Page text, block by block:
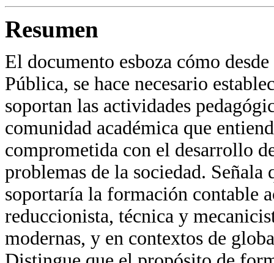
Resumen
El documento esboza cómo
Pública, se hace necesario
soportan las actividades
comunidad académica que
comprometida con el desarrollo
problemas de la sociedad.
soportaría la formación contable
reduccionista, técnica y
modernas, y en contextos de